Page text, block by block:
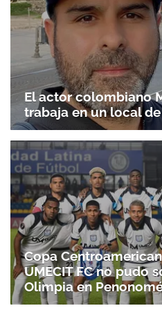
El actor colombiano
trabaja en un local
Copa
UMECIT FC no pudo
Olimpia en